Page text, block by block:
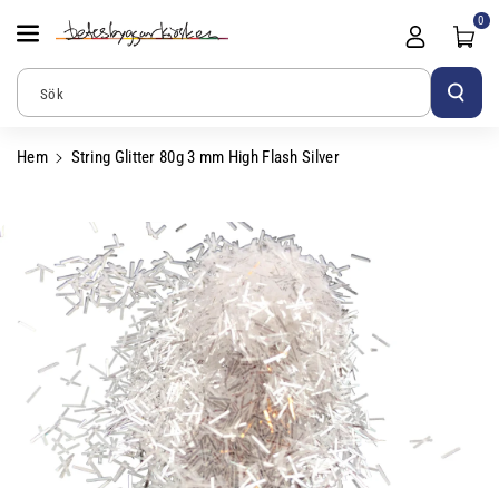
Innehåll
Sök
0
Hem String Glitter 80g 3 mm High Flash Silver
Gå Vidare Till
Produktinformation